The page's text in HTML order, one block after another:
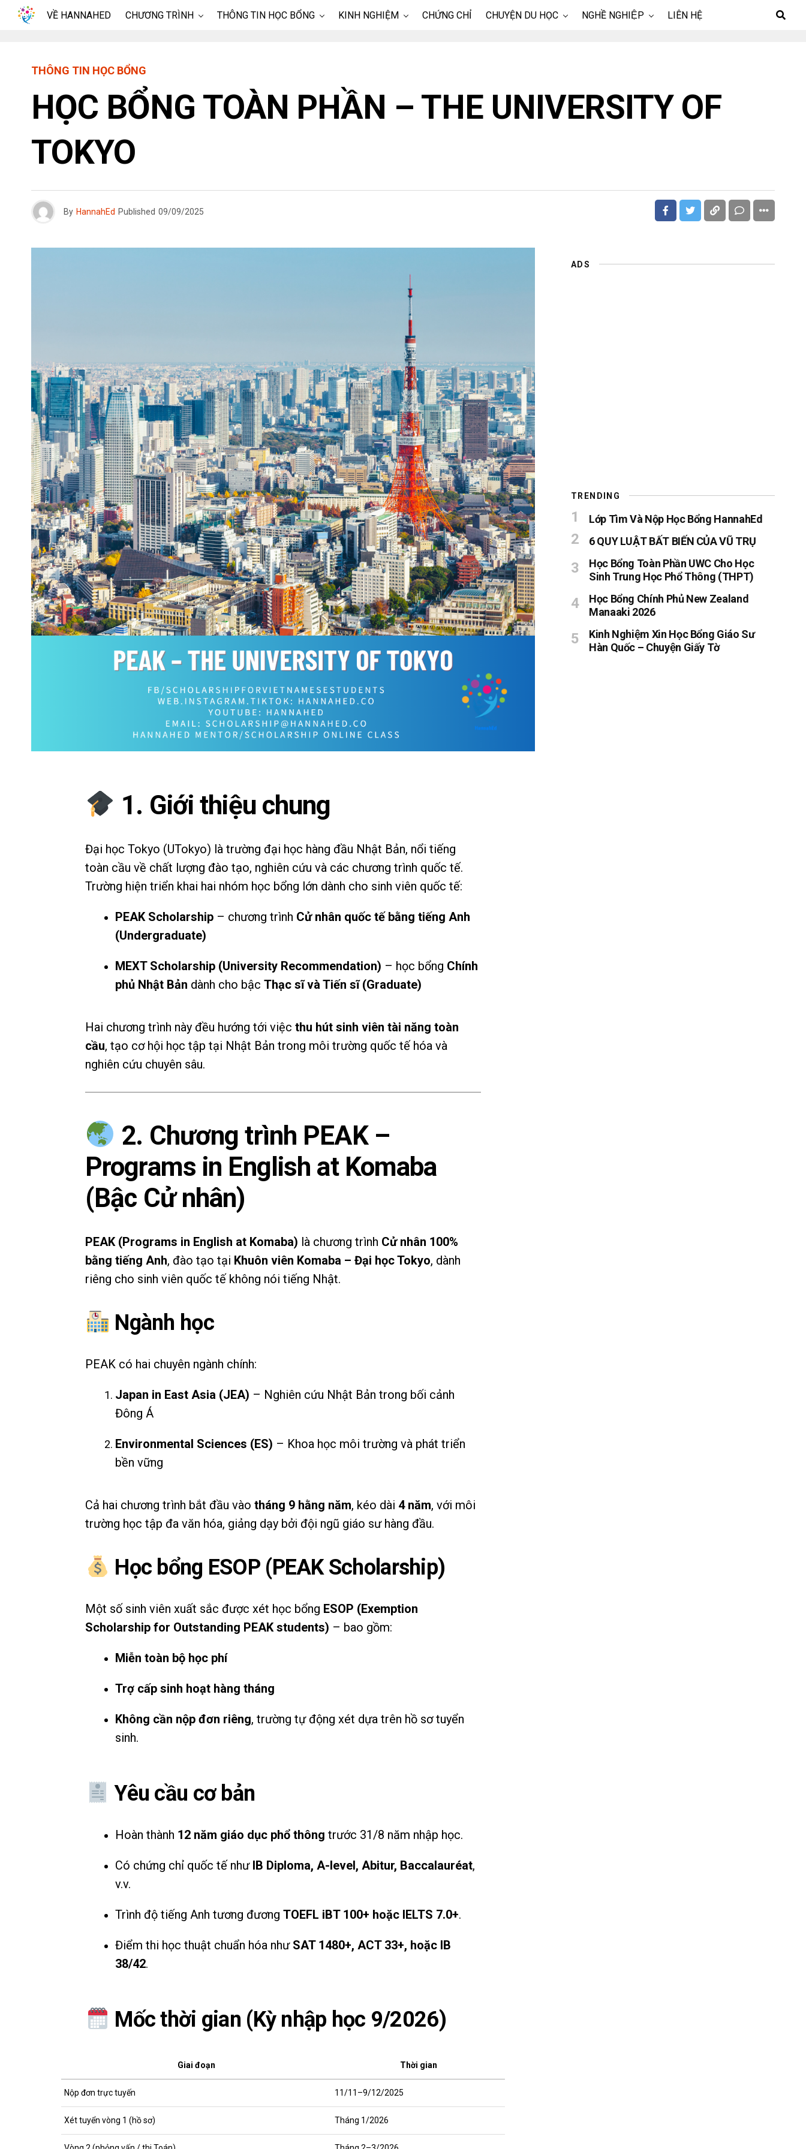
VỀ HANNAHED CHƯƠNG TRÌNH THÔNG TIN HỌC BỔNG KINH NGHIỆM CHỨNG CHỈ CHUYỆN DU HỌC NGHỀ NGHIỆP LIÊN HỆ
THÔNG TIN HỌC BỔNG
HỌC BỔNG TOÀN PHẦN – THE UNIVERSITY OF
TOKYO
By HannahEd Published 09/09/2025
1. Giới thiệu chung
Đại học Tokyo (UTokyo) là trường đại học hàng đầu Nhật Bản, nổi tiếng
toàn cầu về chất lượng đào tạo, nghiên cứu và các chương trình quốc tế.
Trường hiện triển khai hai nhóm học bổng lớn dành cho sinh viên quốc tế:
PEAK Scholarship – chương trình Cử nhân quốc tế bằng tiếng Anh
(Undergraduate)
MEXT Scholarship (University Recommendation) – học bổng Chính
phủ Nhật Bản dành cho bậc Thạc sĩ và Tiến sĩ (Graduate)
Hai chương trình này đều hướng tới việc thu hút sinh viên tài năng toàn
cầu, tạo cơ hội học tập tại Nhật Bản trong môi trường quốc tế hóa và
nghiên cứu chuyên sâu.
2. Chương trình PEAK –
Programs in English at Komaba
(Bậc Cử nhân)
PEAK (Programs in English at Komaba) là chương trình Cử nhân 100%
bằng tiếng Anh, đào tạo tại Khuôn viên Komaba – Đại học Tokyo, dành
riêng cho sinh viên quốc tế không nói tiếng Nhật.
Ngành học
PEAK có hai chuyên ngành chính:
Japan in East Asia (JEA) – Nghiên cứu Nhật Bản trong bối cảnh
Đông Á
Environmental Sciences (ES) – Khoa học môi trường và phát triển
bền vững
Cả hai chương trình bắt đầu vào tháng 9 hằng năm, kéo dài 4 năm, với môi
trường học tập đa văn hóa, giảng dạy bởi đội ngũ giáo sư hàng đầu.
Học bổng ESOP (PEAK Scholarship)
Một số sinh viên xuất sắc được xét học bổng ESOP (Exemption
Scholarship for Outstanding PEAK students) – bao gồm:
Miễn toàn bộ học phí
Trợ cấp sinh hoạt hàng tháng
Không cần nộp đơn riêng, trường tự động xét dựa trên hồ sơ tuyển
sinh.
Yêu cầu cơ bản
Hoàn thành 12 năm giáo dục phổ thông trước 31/8 năm nhập học.
Có chứng chỉ quốc tế như IB Diploma, A-level, Abitur, Baccalauréat,
v.v.
Trình độ tiếng Anh tương đương TOEFL iBT 100+ hoặc IELTS 7.0+.
Điểm thi học thuật chuẩn hóa như SAT 1480+, ACT 33+, hoặc IB
38/42.
Mốc thời gian (Kỳ nhập học 9/2026)
Giai đoạn Thời gian
Nộp đơn trực tuyến 11/11–9/12/2025
Xét tuyển vòng 1 (hồ sơ) Tháng 1/2026
ADS
TRENDING
Lớp Tìm Và Nộp Học Bổng HannahEd
6 QUY LUẬT BẤT BIẾN CỦA VŨ TRỤ
Học Bổng Toàn Phần UWC Cho Học
Sinh Trung Học Phổ Thông (THPT)
Học Bổng Chính Phủ New Zealand
Manaaki 2026
Kinh Nghiệm Xin Học Bổng Giáo Sư
Hàn Quốc – Chuyện Giấy Tờ